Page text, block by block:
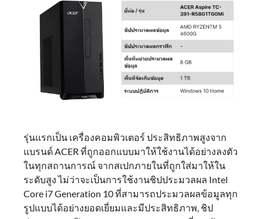
รุ่นแรกเป็น เครื่องคอมพิวเตอร์ ประสิทธิภาพสูงจาก
แบรนด์ ACER ที่ถูกออกแบบมาให้ใช้งานได้อย่างลงตัว
ในทุกสถานการณ์ จากสเปกภายในที่ถูกใส่มาให้ใน
ระดับสูง ไม่ว่าจะเป็นการใช้งานชิปประมวลผล Intel
Core i7 Generation 10 ที่สามารถประมวลผลข้อมูลทุก
รูปแบบได้อย่างยอดเยี่ยมและมีประสิทธิภาพ, ชิป